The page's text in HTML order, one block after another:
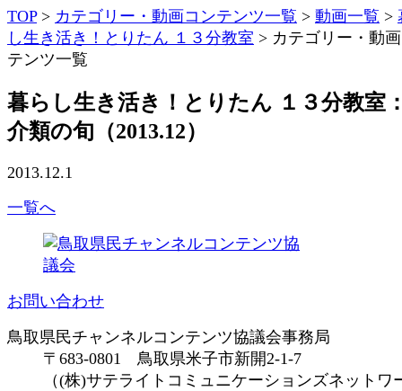
TOP> カテゴリー・動画コンテンツ一覧 > 動画一覧 >
し生き活き！とりたん １３分教室 > カテゴリー・動
テンツ一覧
暮らし生き活き！とりたん １３分教室
介類の旬（2013.12）
2013.12.1
一覧へ
お問い合わせ
鳥取県民チャンネルコンテンツ協議会事務局
〒683-0801 鳥取県米子市新開2-1-7
（(株)サテライトコミュニケーションズネットワ